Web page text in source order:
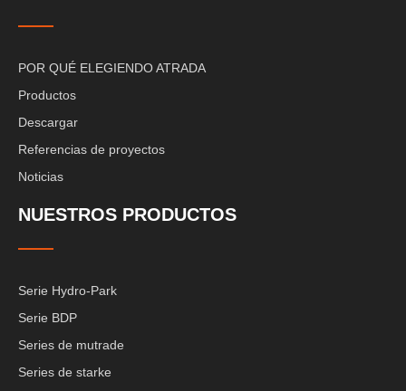
POR QUÉ ELEGIENDO ATRADA
Productos
Descargar
Referencias de proyectos
Noticias
NUESTROS PRODUCTOS
Serie Hydro-Park
Serie BDP
Series de mutrade
Series de starke